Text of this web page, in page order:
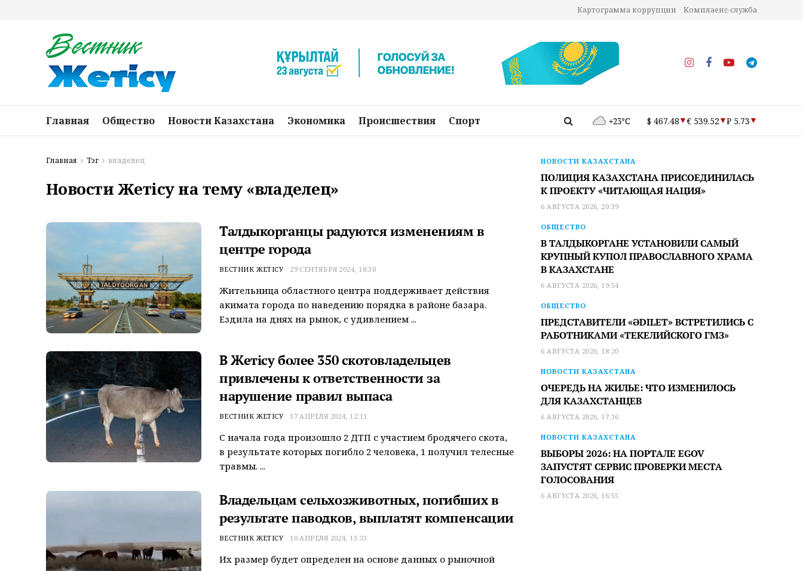
Картограмма коррупции Комплаенс-служба
Главная Общество Новости Казахстана Экономика Происшествия Спорт +23°C $ 467.48 € 539.52 ₽ 5.73
Главная Тэг владелец
Новости Жетісу на тему «владелец»
Талдыкорганцы радуются изменениям в
центре города
ВЕСТНИК ЖЕТІСУ 29 СЕНТЯБРЯ 2024, 18:30
Жительница областного центра поддерживает действия
акимата города по наведению порядка в районе базара.
Ездила на днях на рынок, с удивлением ...
В Жетісу более 350 скотовладельцев
привлечены к ответственности за
нарушение правил выпаса
ВЕСТНИК ЖЕТІСУ 17 АПРЕЛЯ 2024, 12:11
С начала года произошло 2 ДТП с участием бродячего скота,
в результате которых погибло 2 человека, 1 получил телесные
травмы. ...
Владельцам сельхозживотных, погибших в
результате паводков, выплатят компенсации
ВЕСТНИК ЖЕТІСУ 10 АПРЕЛЯ 2024, 13:33
Их размер будет определен на основе данных о рыночной
НОВОСТИ КАЗАХСТАНА
ПОЛИЦИЯ КАЗАХСТАНА ПРИСОЕДИНИЛАСЬ
К ПРОЕКТУ «ЧИТАЮЩАЯ НАЦИЯ»
6 АВГУСТА 2026, 20:39
ОБЩЕСТВО
В ТАЛДЫКОРГАНЕ УСТАНОВИЛИ САМЫЙ
КРУПНЫЙ КУПОЛ ПРАВОСЛАВНОГО ХРАМА
В КАЗАХСТАНЕ
6 АВГУСТА 2026, 19:54
ОБЩЕСТВО
ПРЕДСТАВИТЕЛИ «ӘDILET» ВСТРЕТИЛИСЬ С
РАБОТНИКАМИ «ТЕКЕЛИЙСКОГО ГМЗ»
6 АВГУСТА 2026, 18:20
НОВОСТИ КАЗАХСТАНА
ОЧЕРЕДЬ НА ЖИЛЬЕ: ЧТО ИЗМЕНИЛОСЬ
ДЛЯ КАЗАХСТАНЦЕВ
6 АВГУСТА 2026, 17:36
НОВОСТИ КАЗАХСТАНА
ВЫБОРЫ 2026: НА ПОРТАЛЕ EGOV
ЗАПУСТЯТ СЕРВИС ПРОВЕРКИ МЕСТА
ГОЛОСОВАНИЯ
6 АВГУСТА 2026, 16:55